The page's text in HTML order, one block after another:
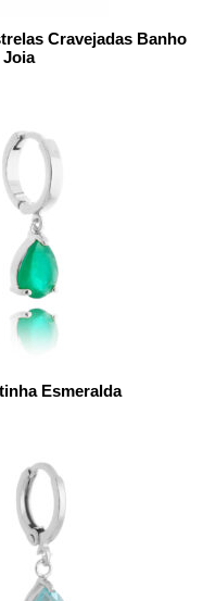
Cravejadas Banho
Joia
Esmeralda